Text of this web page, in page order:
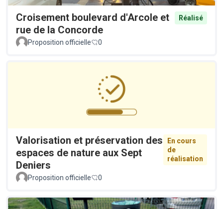
Croisement boulevard d'Arcole et
rue de la Concorde
Réalisé
Proposition officielle 0
Valorisation et préservation des
espaces de nature aux Sept
Deniers
En cours
de
réalisation
Proposition officielle 0